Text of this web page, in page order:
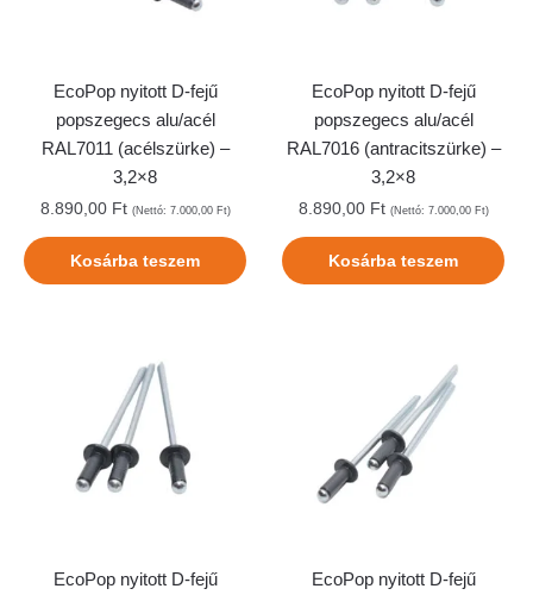
EcoPop nyitott D-fejű
popszegecs alu/acél
RAL7011 (acélszürke) –
3,2×8
8.890,00 Ft (Nettó: 7.000,00 Ft)
Kosárba teszem
EcoPop nyitott D-fejű
popszegecs alu/acél
RAL7016 (antracitszürke) –
3,2×8
8.890,00 Ft (Nettó: 7.000,00 Ft)
Kosárba teszem
EcoPop nyitott D-fejű
EcoPop nyitott D-fejű